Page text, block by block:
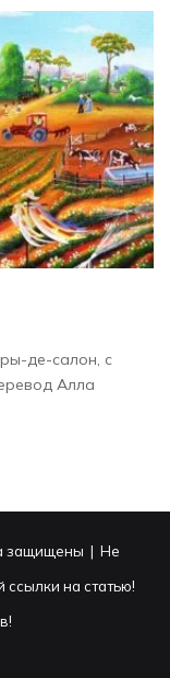
де-салон, с
Алла
защищены | Не
ссылки на статью!